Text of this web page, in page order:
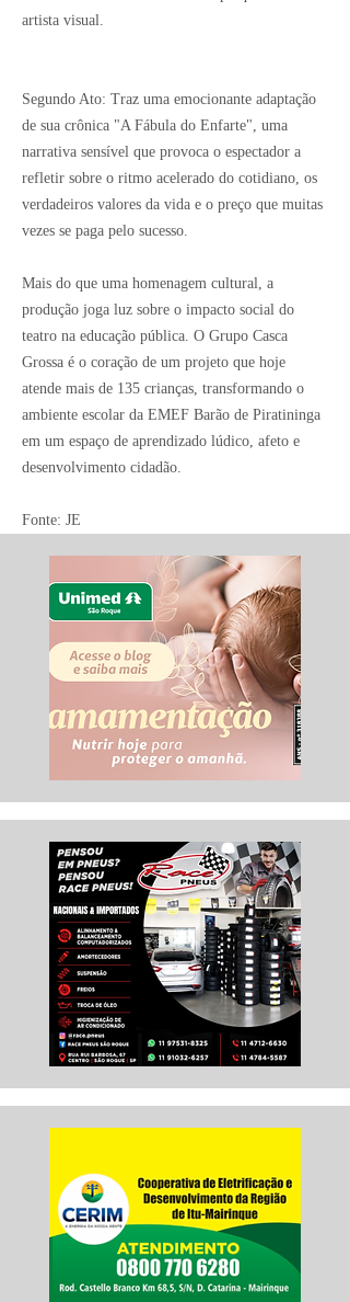
artista visual.
Segundo Ato: Traz uma emocionante adaptação
de sua crônica "A Fábula do Enfarte", uma
narrativa sensível que provoca o espectador a
refletir sobre o ritmo acelerado do cotidiano, os
verdadeiros valores da vida e o preço que muitas
vezes se paga pelo sucesso.
Mais do que uma homenagem cultural, a
produção joga luz sobre o impacto social do
teatro na educação pública. O Grupo Casca
Grossa é o coração de um projeto que hoje
atende mais de 135 crianças, transformando o
ambiente escolar da EMEF Barão de Piratininga
em um espaço de aprendizado lúdico, afeto e
desenvolvimento cidadão.
Fonte: JE